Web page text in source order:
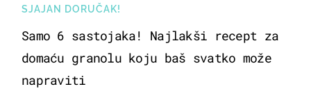
SJAJAN DORUČAK!
Samo 6 sastojaka! Najlakši recept za
domaću granolu koju baš svatko može
napraviti